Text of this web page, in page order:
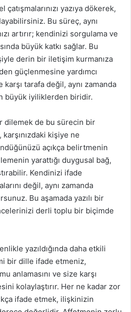
çatışmalarınızı yazıya dökerek,
Bu süreç, aynı
artırır; kendinizi sorgulama ve
büyük katkı sağlar. Bu
derin bir iletişim kurmanıza
güçlenmesine yardımcı
tarafa değil, aynı zamanda
büyük iyiliklerden biridir.
dilemek de bu sürecin bir
karşınızdaki kişiye ne
açıkça belirtmenin
yarattığı duygusal bağ,
Kendinizi ifade
değil, aynı zamanda
Bu aşamada yazılı bir
derli toplu bir biçimde
yazıldığında daha etkili
bir dille ifade etmeniz,
anlamasını ve size karşı
kolaylaştırır. Her ne kadar zor
ifade etmek, ilişkinizin